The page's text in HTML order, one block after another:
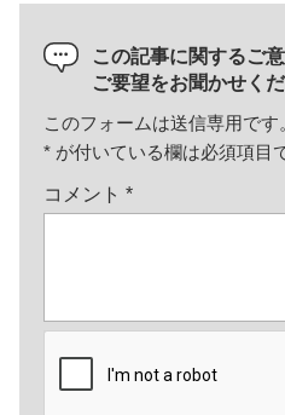
この記事に関するご意
ご要望をお聞かせくだ
このフォームは送信専用です
* が付いている欄は必須項目
コメント *